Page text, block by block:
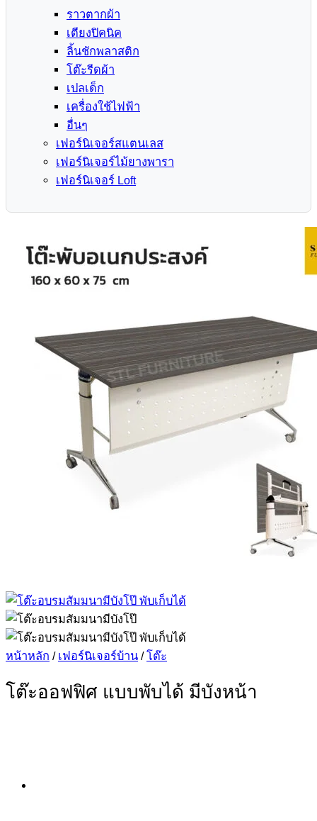
ราวตากผ้า
เตียงปิคนิค
ลิ้นชักพลาสติก
โต๊ะรีดผ้า
เปลเด็ก
เครื่องใช้ไฟฟ้า
อื่นๆ
เฟอร์นิเจอร์สแตนเลส
เฟอร์นิเจอร์ไม้ยางพารา
เฟอร์นิเจอร์ Loft
หน้าหลัก / เฟอร์นิเจอร์บ้าน / โต๊ะ
โต๊ะออฟฟิศ แบบพับได้ มีบังหน้า